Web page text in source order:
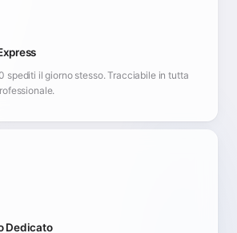
spediti il giorno stesso. Tracciabile in tutta
Dedicato